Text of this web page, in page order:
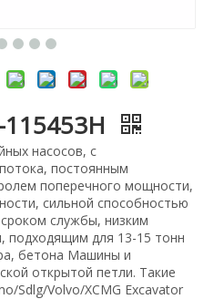
насосов, с
постоянным
поперечного мощности,
сильной способностью
службы, низким
подходящим для 13-15 тонн
бетона Машины и
открытой петли. Такие
Sdlg/Volvo/XCMG Excavator